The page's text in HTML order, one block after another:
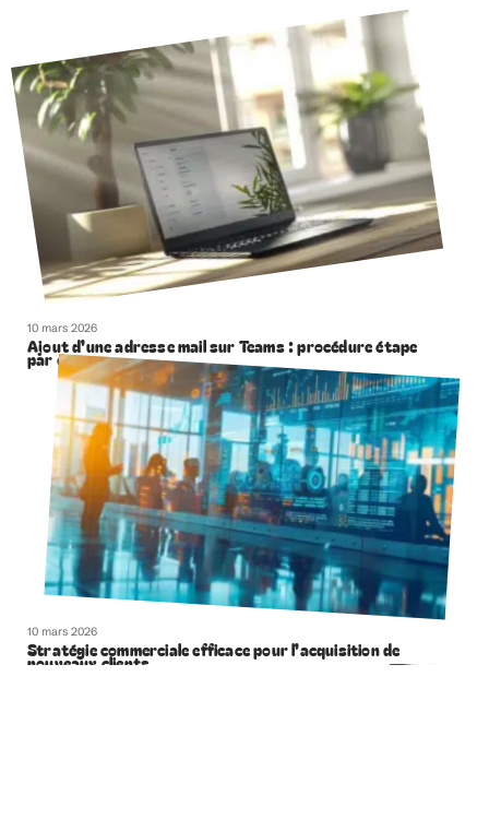
10 mars 2026
Ajout d’une adresse mail sur Teams : procédure étape
par étape
10 mars 2026
Stratégie commerciale efficace pour l’acquisition de
nouveaux clients